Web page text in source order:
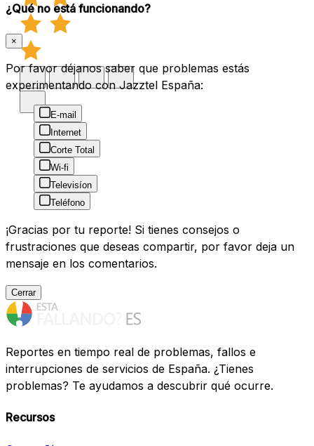
¿Qué no está funcionando?
×
Por favor déjanos saber que problemas estás
experimentando con Jazztel España:
E-mail
Internet
Corte Total
Wi-fi
Televisíon
Teléfono
¡Gracias por tu reporte! Si tienes consejos o
frustraciones que deseas compartir, por favor deja un
mensaje en los comentarios.
Cerrar
Reportes en tiempo real de problemas, fallos e
interrupciones de servicios de España. ¿Tienes
problemas? Te ayudamos a descubrir qué ocurre.
Recursos